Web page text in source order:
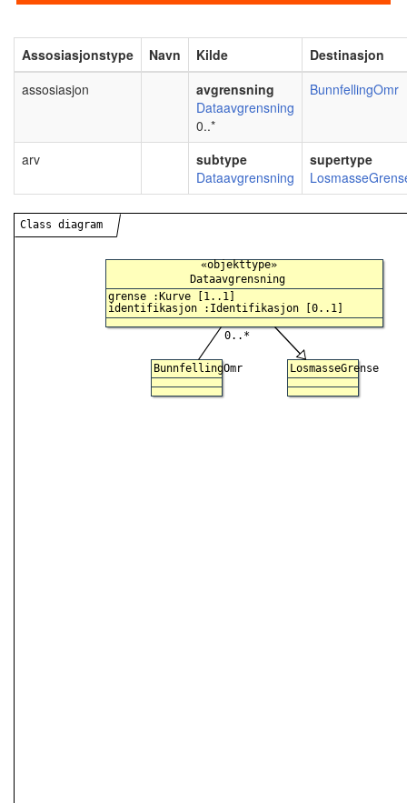
Assosiasjonstype Navn Kilde
Destinasjon
assosiasjon
avgrensning
Dataavgrensning
0..*
BunnfellingOmr
arv
subtype
Dataavgrensning
supertype